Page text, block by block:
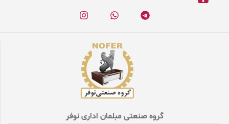
گروه صنعتی مبلمان اداری نوفر